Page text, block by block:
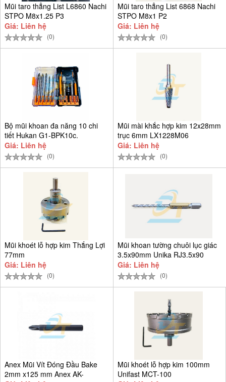
Mũi taro thẳng List L6860 Nachi
STPO M8x1.25 P3
Giá: Liên hệ
(0)
Mũi taro thẳng List 6868 Nachi
STPO M8x1 P2
Giá: Liên hệ
(0)
Bộ mũi khoan đa năng 10 chi
tiết Hukan G1-BPK10c.
Giá: Liên hệ
(0)
Mũi mài khắc hợp kim 12x28mm
trục 6mm LX1228M06
Giá: Liên hệ
(0)
Mũi khoét lỗ hợp kim Thắng Lợi
77mm
Giá: Liên hệ
(0)
Mũi khoan tường chuôi lục giác
3.5x90mm Unika RJ3.5x90
Giá: Liên hệ
(0)
Anex Mũi Vít Đóng Đầu Bake
2mm x125 mm Anex AK-
Mũi khoét lỗ hợp kim 100mm
Unifast MCT-100